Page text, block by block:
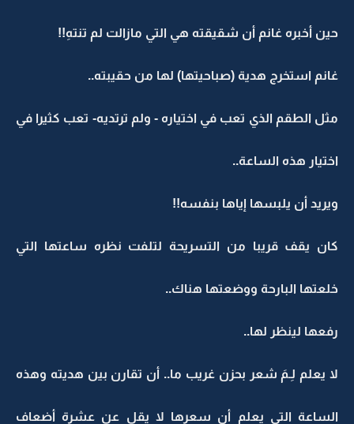
حين أخبره غانم أن شقيقته هي التي مازالت لم تنتهِ!!
غانم استخرج هدية (صباحيتها) لها من حقيبته..
مثل الطقم الذي تعب في اختياره - ولم ترتديه- تعب كثيرا في
اختيار هذه الساعة..
ويريد أن يلبسها إياها بنفسه!!
كان يقف قريبا من التسريحة لتلفت نظره ساعتها التي
خلعتها البارحة ووضعتها هناك..
رفعها لينظر لها..
لا يعلم لِـمَ شعر بحزن غريب ما.. أن تقارن بين هديته وهذه
الساعة التي يعلم أن سعرها لا يقل عن عشرة أضعاف